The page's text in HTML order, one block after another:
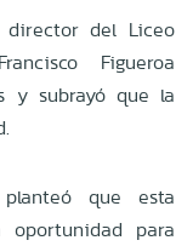
del Liceo
Figueroa
y subrayó que la
que esta
oportunidad para